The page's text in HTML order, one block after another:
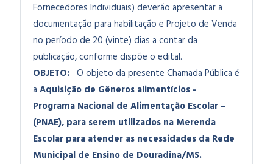
Fornecedores Individuais) deverão apresentar a
documentação para habilitação e Projeto de Venda
no período de 20 (vinte) dias a contar da
publicação, conforme dispõe o edital.
OBJETO: O objeto da presente Chamada Pública é
a Aquisição de Gêneros alimentícios -
Programa Nacional de Alimentação Escolar –
(PNAE), para serem utilizados na Merenda
Escolar para atender as necessidades da Rede
Municipal de Ensino de Douradina/MS.